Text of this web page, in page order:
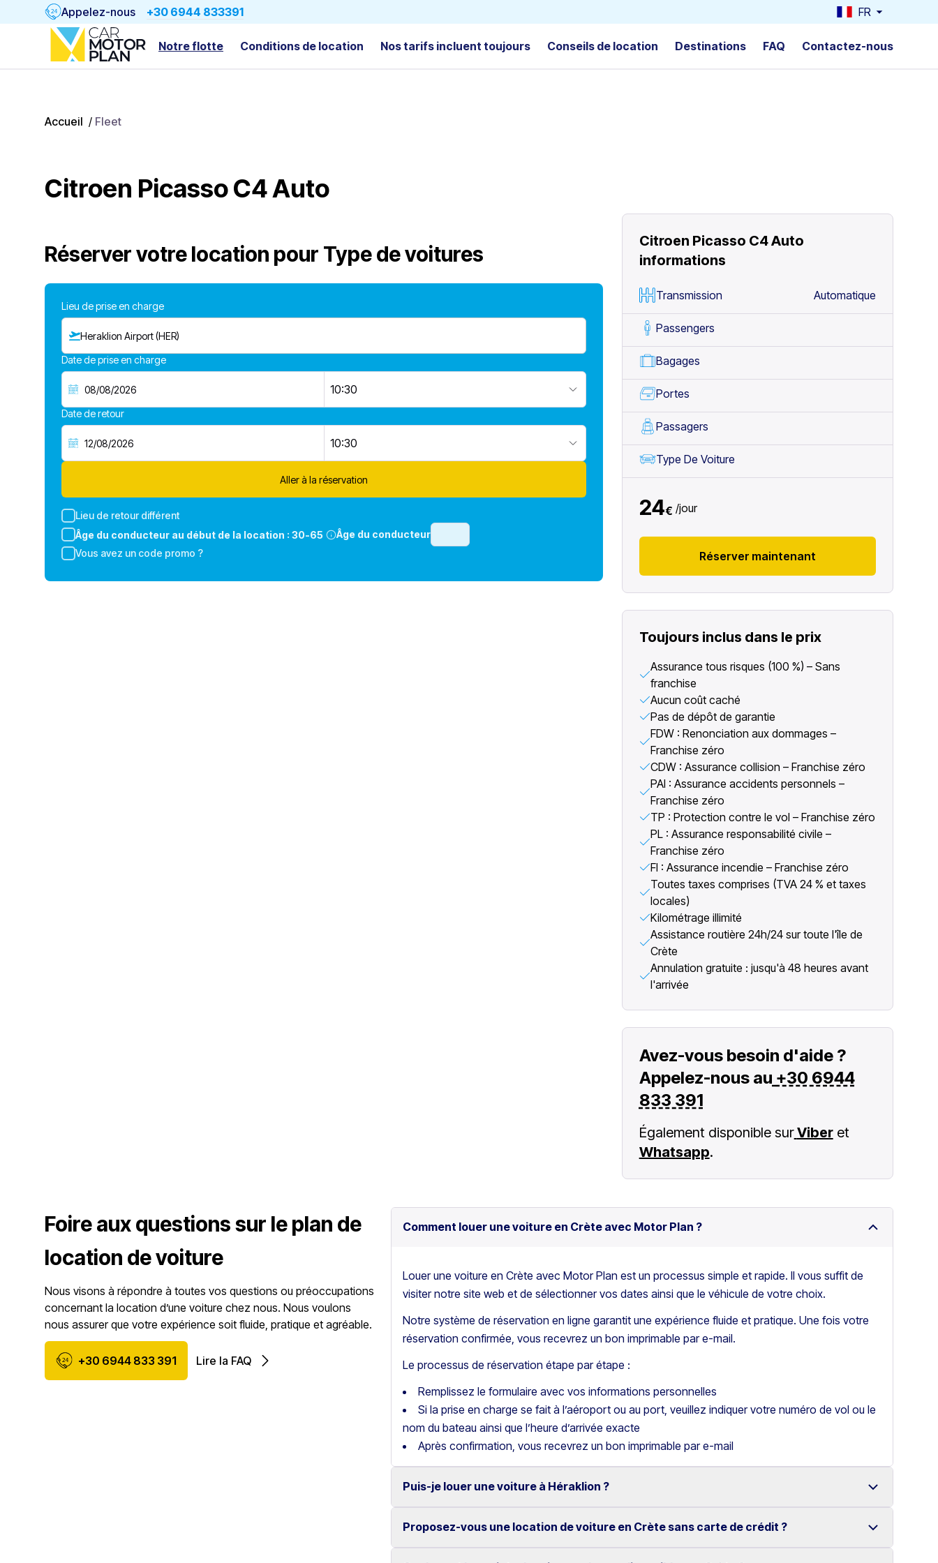
Appelez-nous +30 6944 833391 FR
Notre flotte Conditions de location Nos tarifs incluent toujours Conseils de location Destinations FAQ Contactez-nous
Accueil / Fleet
Citroen Picasso C4 Auto
Réserver votre location pour Type de voitures
Lieu de prise en charge
Heraklion Airport (HER)
Date de prise en charge
10:30
Date de retour
10:30
Aller à la réservation
Lieu de retour différent
Âge du conducteur au début de la location : 30-65
Âge du conducteur
Vous avez un code promo ?
Citroen Picasso C4 Auto
informations
Transmission Automatique
Passengers
Bagages
Portes
Passagers
Type De Voiture
24€ /jour
Réserver maintenant
Toujours inclus dans le prix
Assurance tous risques (100 %) – Sans
franchise
Aucun coût caché
Pas de dépôt de garantie
FDW : Renonciation aux dommages –
Franchise zéro
CDW : Assurance collision – Franchise zéro
PAI : Assurance accidents personnels –
Franchise zéro
TP : Protection contre le vol – Franchise zéro
PL : Assurance responsabilité civile –
Franchise zéro
FI : Assurance incendie – Franchise zéro
Toutes taxes comprises (TVA 24 % et taxes
locales)
Kilométrage illimité
Assistance routière 24h/24 sur toute l'île de
Crète
Annulation gratuite : jusqu'à 48 heures avant
l'arrivée
Avez-vous besoin d'aide ?
Appelez-nous au +30 6944
833 391
Également disponible surViber et
Whatsapp.
Foire aux questions sur le plan de
location de voiture
Nous visons à répondre à toutes vos questions ou préoccupations
concernant la location d’une voiture chez nous. Nous voulons
nous assurer que votre expérience soit fluide, pratique et agréable.
+30 6944 833 391 Lire la FAQ
Comment louer une voiture en Crète avec Motor Plan ?
Louer une voiture en Crète avec Motor Plan est un processus simple et rapide. Il vous suffit de
visiter notre site web et de sélectionner vos dates ainsi que le véhicule de votre choix.
Notre système de réservation en ligne garantit une expérience fluide et pratique. Une fois votre
réservation confirmée, vous recevrez un bon imprimable par e-mail.
Le processus de réservation étape par étape :
Remplissez le formulaire avec vos informations personnelles
Si la prise en charge se fait à l’aéroport ou au port, veuillez indiquer votre numéro de vol ou le
nom du bateau ainsi que l’heure d’arrivée exacte
Après confirmation, vous recevrez un bon imprimable par e-mail
Puis-je louer une voiture à Héraklion ?
Oui, nous proposons la location de voitures à Héraklion avec une large gamme de véhicules
Proposez-vous une location de voiture en Crète sans carte de crédit ?